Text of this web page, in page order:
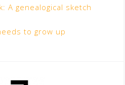
A genealogical sketch
to grow up